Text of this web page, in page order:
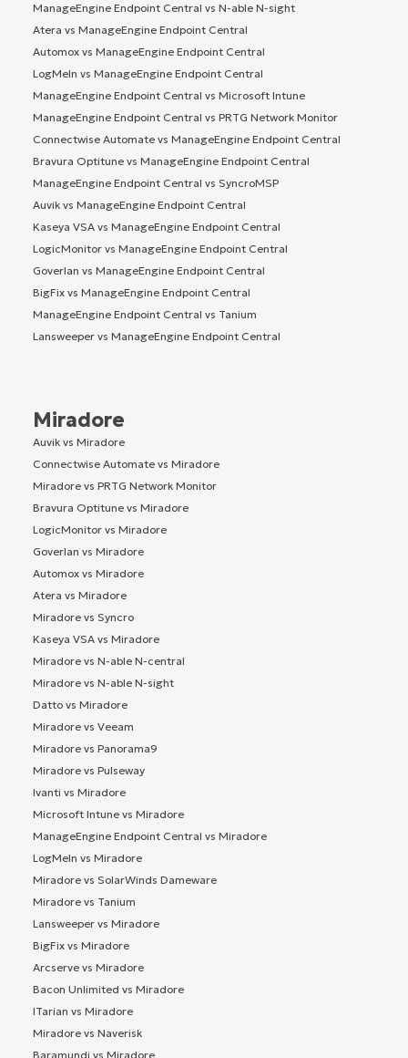
ManageEngine Endpoint Central vs N-able N-sight
Atera vs ManageEngine Endpoint Central
Automox vs ManageEngine Endpoint Central
LogMeIn vs ManageEngine Endpoint Central
ManageEngine Endpoint Central vs Microsoft Intune
ManageEngine Endpoint Central vs PRTG Network Monitor
Connectwise Automate vs ManageEngine Endpoint Central
Bravura Optitune vs ManageEngine Endpoint Central
ManageEngine Endpoint Central vs SyncroMSP
Auvik vs ManageEngine Endpoint Central
Kaseya VSA vs ManageEngine Endpoint Central
LogicMonitor vs ManageEngine Endpoint Central
Goverlan vs ManageEngine Endpoint Central
BigFix vs ManageEngine Endpoint Central
ManageEngine Endpoint Central vs Tanium
Lansweeper vs ManageEngine Endpoint Central
Miradore
Auvik vs Miradore
Connectwise Automate vs Miradore
Miradore vs PRTG Network Monitor
Bravura Optitune vs Miradore
LogicMonitor vs Miradore
Goverlan vs Miradore
Automox vs Miradore
Atera vs Miradore
Miradore vs Syncro
Kaseya VSA vs Miradore
Miradore vs N-able N-central
Miradore vs N-able N-sight
Datto vs Miradore
Miradore vs Veeam
Miradore vs Panorama9
Miradore vs Pulseway
Ivanti vs Miradore
Microsoft Intune vs Miradore
ManageEngine Endpoint Central vs Miradore
LogMeIn vs Miradore
Miradore vs SolarWinds Dameware
Miradore vs Tanium
Lansweeper vs Miradore
BigFix vs Miradore
Arcserve vs Miradore
Bacon Unlimited vs Miradore
ITarian vs Miradore
Miradore vs Naverisk
Baramundi vs Miradore